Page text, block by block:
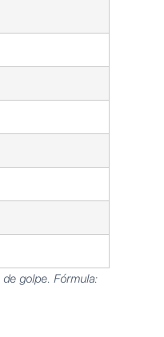
de golpe. Fórmula: